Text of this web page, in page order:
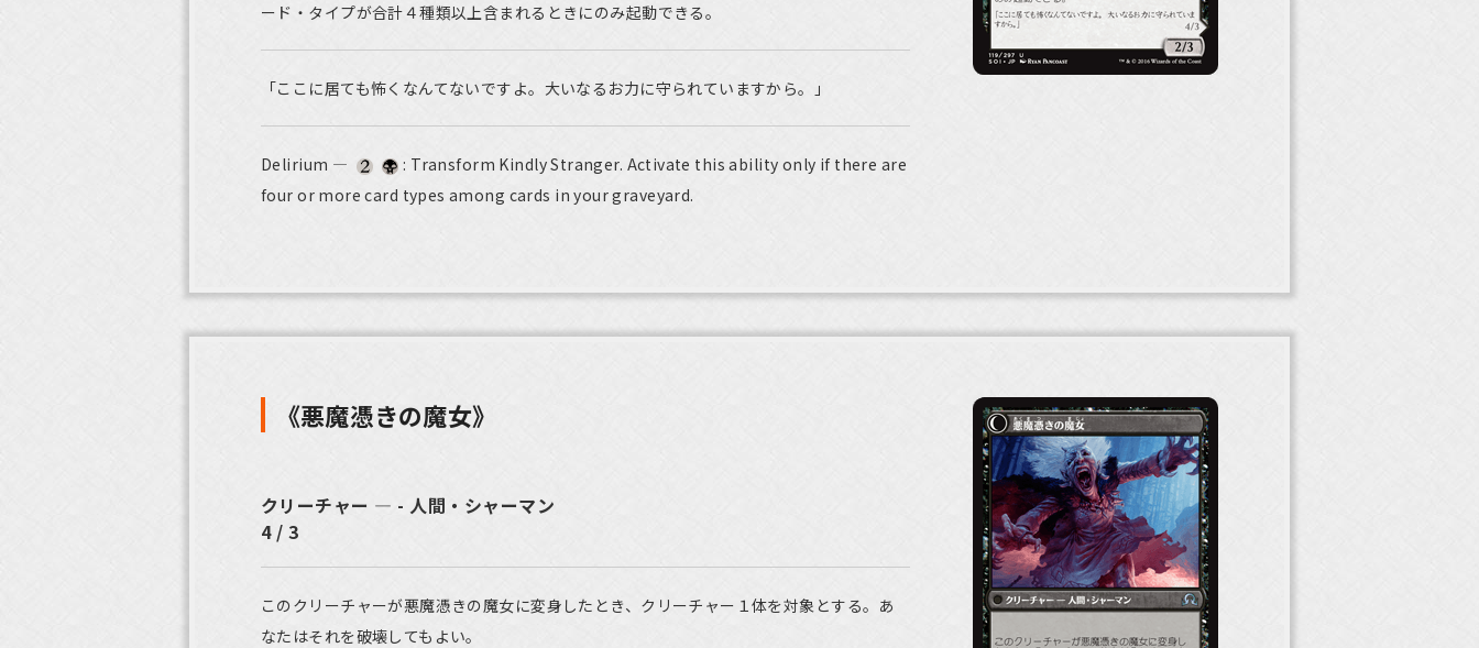
ード・タイプが合計４種類以上含まれるときにのみ起動できる。
「ここに居ても怖くなんてないですよ。大いなるお力に守られていますから。」
Delirium —
: Transform Kindly Stranger. Activate this ability only if there are
four or more card types among cards in your graveyard.
《悪魔憑きの魔女》
クリーチャー ― - 人間・シャーマン
4 / 3
このクリーチャーが悪魔憑きの魔女に変身したとき、クリーチャー１体を対象とする。あ
なたはそれを破壊してもよい。